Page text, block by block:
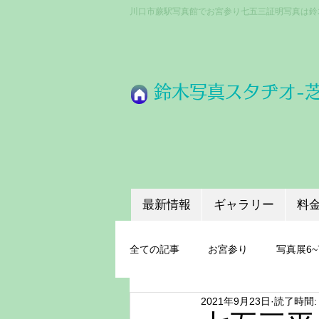
川口市蕨駅写真館でお宮参り七五三証明写真は
鈴木写真スタヂオ-
最新情報 ギャラリー 料
全ての記事 お宮参り 写真展
ちょうどいいプロ機材
2021年9月23日 読了時間